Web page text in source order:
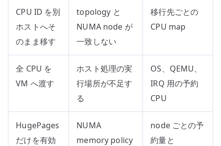
CPU ID を別
ホストへそ
のまま移す
topology と
NUMA node が
一致しない
移行先ごとの
CPU map
全 CPU を
VM へ渡す
ホスト処理の実
行場所が不足す
る
OS、QEMU、
IRQ 用の予約
CPU
HugePages
だけを有効
NUMA
memory policy
node ごとの予
約量と